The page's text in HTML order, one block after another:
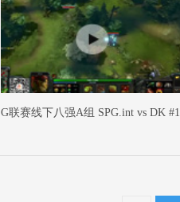
G联赛线下八强A组 SPG.int vs DK #1